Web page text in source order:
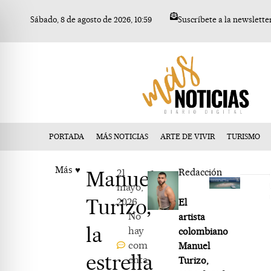
Sábado, 8 de agosto de 2026, 10:59 Suscríbete a la
PORTADA MÁS NOTICIAS ARTE DE VIVIR TURISMO
Más ♥ Manuel
Turizo,
la
estrella
21
mayo,
2026
No
hay
com
enta
Redacción
El
artista
colombiano
Manuel
Turizo,